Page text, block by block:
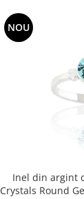
NOU
Inel din argint
Crystals Round